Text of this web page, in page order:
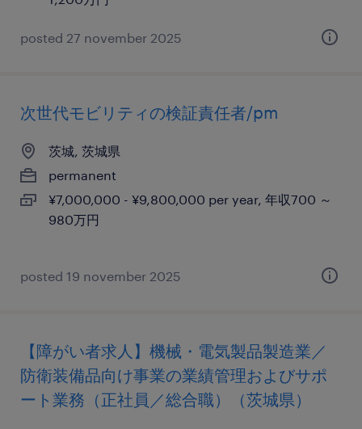
posted 27 november 2025
次世代モビリティの検証責任者/pm
茨城, 茨城県
permanent
¥7,000,000 - ¥9,800,000 per year, 年収700 ～
980万円
posted 19 november 2025
【障がい者求人】機械・電気製品製造業／
防衛装備品向け事業の業績管理およびサポ
ート業務（正社員／総合職）（茨城県）